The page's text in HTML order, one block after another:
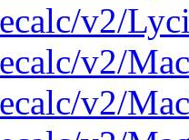
v2/
v2/
v2/